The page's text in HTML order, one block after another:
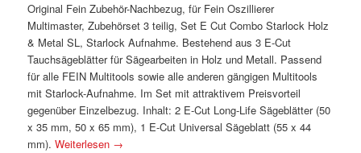
Original Fein Zubehör-Nachbezug, für Fein Oszillierer
Multimaster, Zubehörset 3 teilig, Set E Cut Combo Starlock Holz
& Metal SL, Starlock Aufnahme. Bestehend aus 3 E-Cut
Tauchsägeblätter für Sägearbeiten in Holz und Metall. Passend
für alle FEIN Multitools sowie alle anderen gängigen Multitools
mit Starlock-Aufnahme. Im Set mit attraktivem Preisvorteil
gegenüber Einzelbezug. Inhalt: 2 E-Cut Long-Life Sägeblätter (50
x 35 mm, 50 x 65 mm), 1 E-Cut Universal Sägeblatt (55 x 44
mm).Weiterlesen →